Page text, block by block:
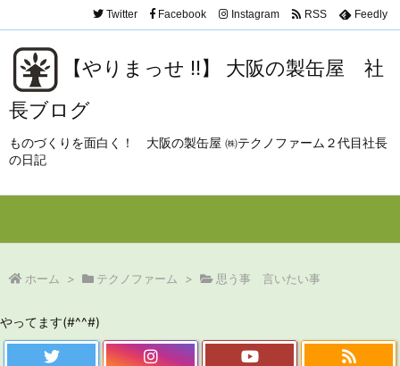
【やりまっせ !!】 大阪の製缶屋 社
長ブログ
ものづくりを面白く！ 大阪の製缶屋 ㈱テクノファーム２代目社長
の日記
Twitter Facebook Instagram RSS Feedly
ホーム > テクノファーム > 思う事 言いたい事
やってます(#^^#)